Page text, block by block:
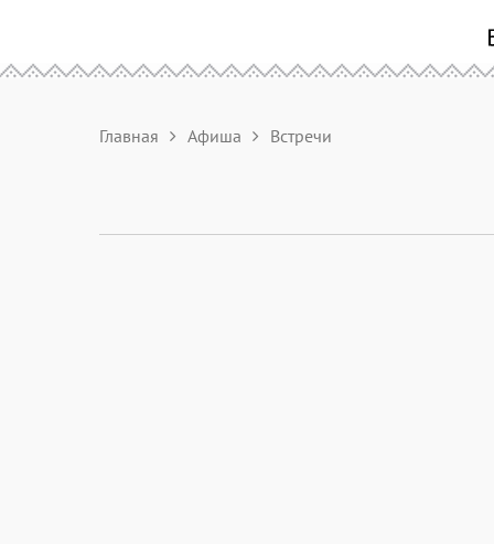
Главная Афиша Встречи